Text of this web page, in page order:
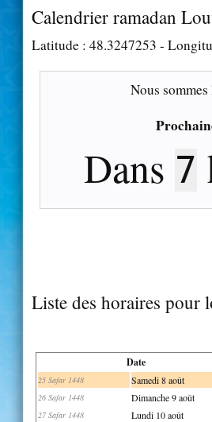
Calendrier ramadan
Latitude : 48.3247253 -
Nous sommes
Dans 7
Liste des horaires pour
Date
25 Safar 1448 Samedi 8 août
26 Safar 1448 Dimanche 9 août
27 Safar 1448 Lundi 10 août